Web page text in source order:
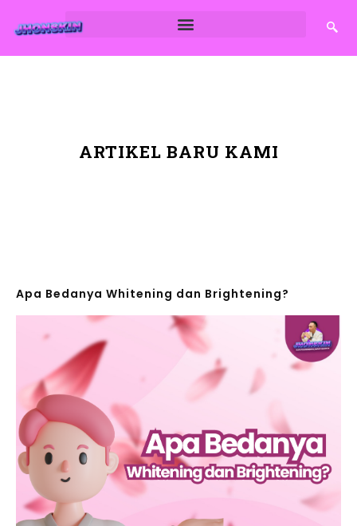
ARTIKEL BARU KAMI
Apa Bedanya Whitening dan Brightening?